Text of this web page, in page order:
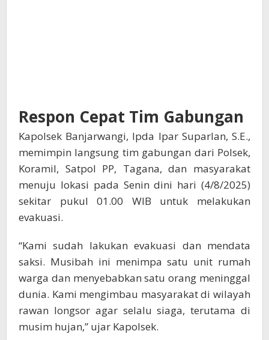
Respon Cepat Tim Gabungan
Kapolsek Banjarwangi, Ipda Ipar Suparlan, S.E.,
memimpin langsung tim gabungan dari Polsek,
Koramil, Satpol PP, Tagana, dan masyarakat
menuju lokasi pada Senin dini hari (4/8/2025)
sekitar pukul 01.00 WIB untuk melakukan
evakuasi.
“Kami sudah lakukan evakuasi dan mendata
saksi. Musibah ini menimpa satu unit rumah
warga dan menyebabkan satu orang meninggal
dunia. Kami mengimbau masyarakat di wilayah
rawan longsor agar selalu siaga, terutama di
musim hujan,” ujar Kapolsek.